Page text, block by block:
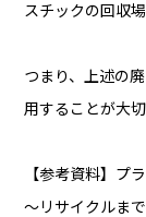
スチックの回収
つまり、上述の
用することが大切
【参考資料】プ
～リサイクルま